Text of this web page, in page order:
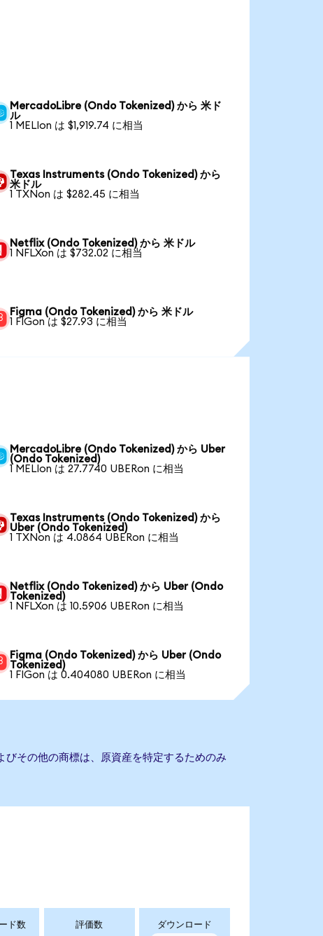
MercadoLibre (Ondo Tokenized) から 米ド
ル
1 MELIon は $1,919.74 に相当
Texas Instruments (Ondo Tokenized) から
米ドル
1 TXNon は $282.45 に相当
Netflix (Ondo Tokenized) から 米ドル
1 NFLXon は $732.02 に相当
Figma (Ondo Tokenized) から 米ドル
1 FIGon は $27.93 に相当
MercadoLibre (Ondo Tokenized) から Uber
(Ondo Tokenized)
1 MELIon は 27.7740 UBERon に相当
Texas Instruments (Ondo Tokenized) から
Uber (Ondo Tokenized)
1 TXNon は 4.0864 UBERon に相当
Netflix (Ondo Tokenized) から Uber (Ondo
Tokenized)
1 NFLXon は 10.5906 UBERon に相当
Figma (Ondo Tokenized) から Uber (Ondo
Tokenized)
1 FIGon は 0.404080 UBERon に相当
その他の商標は、原資産を特定するためのみ
ド数 評価数 ダウンロード